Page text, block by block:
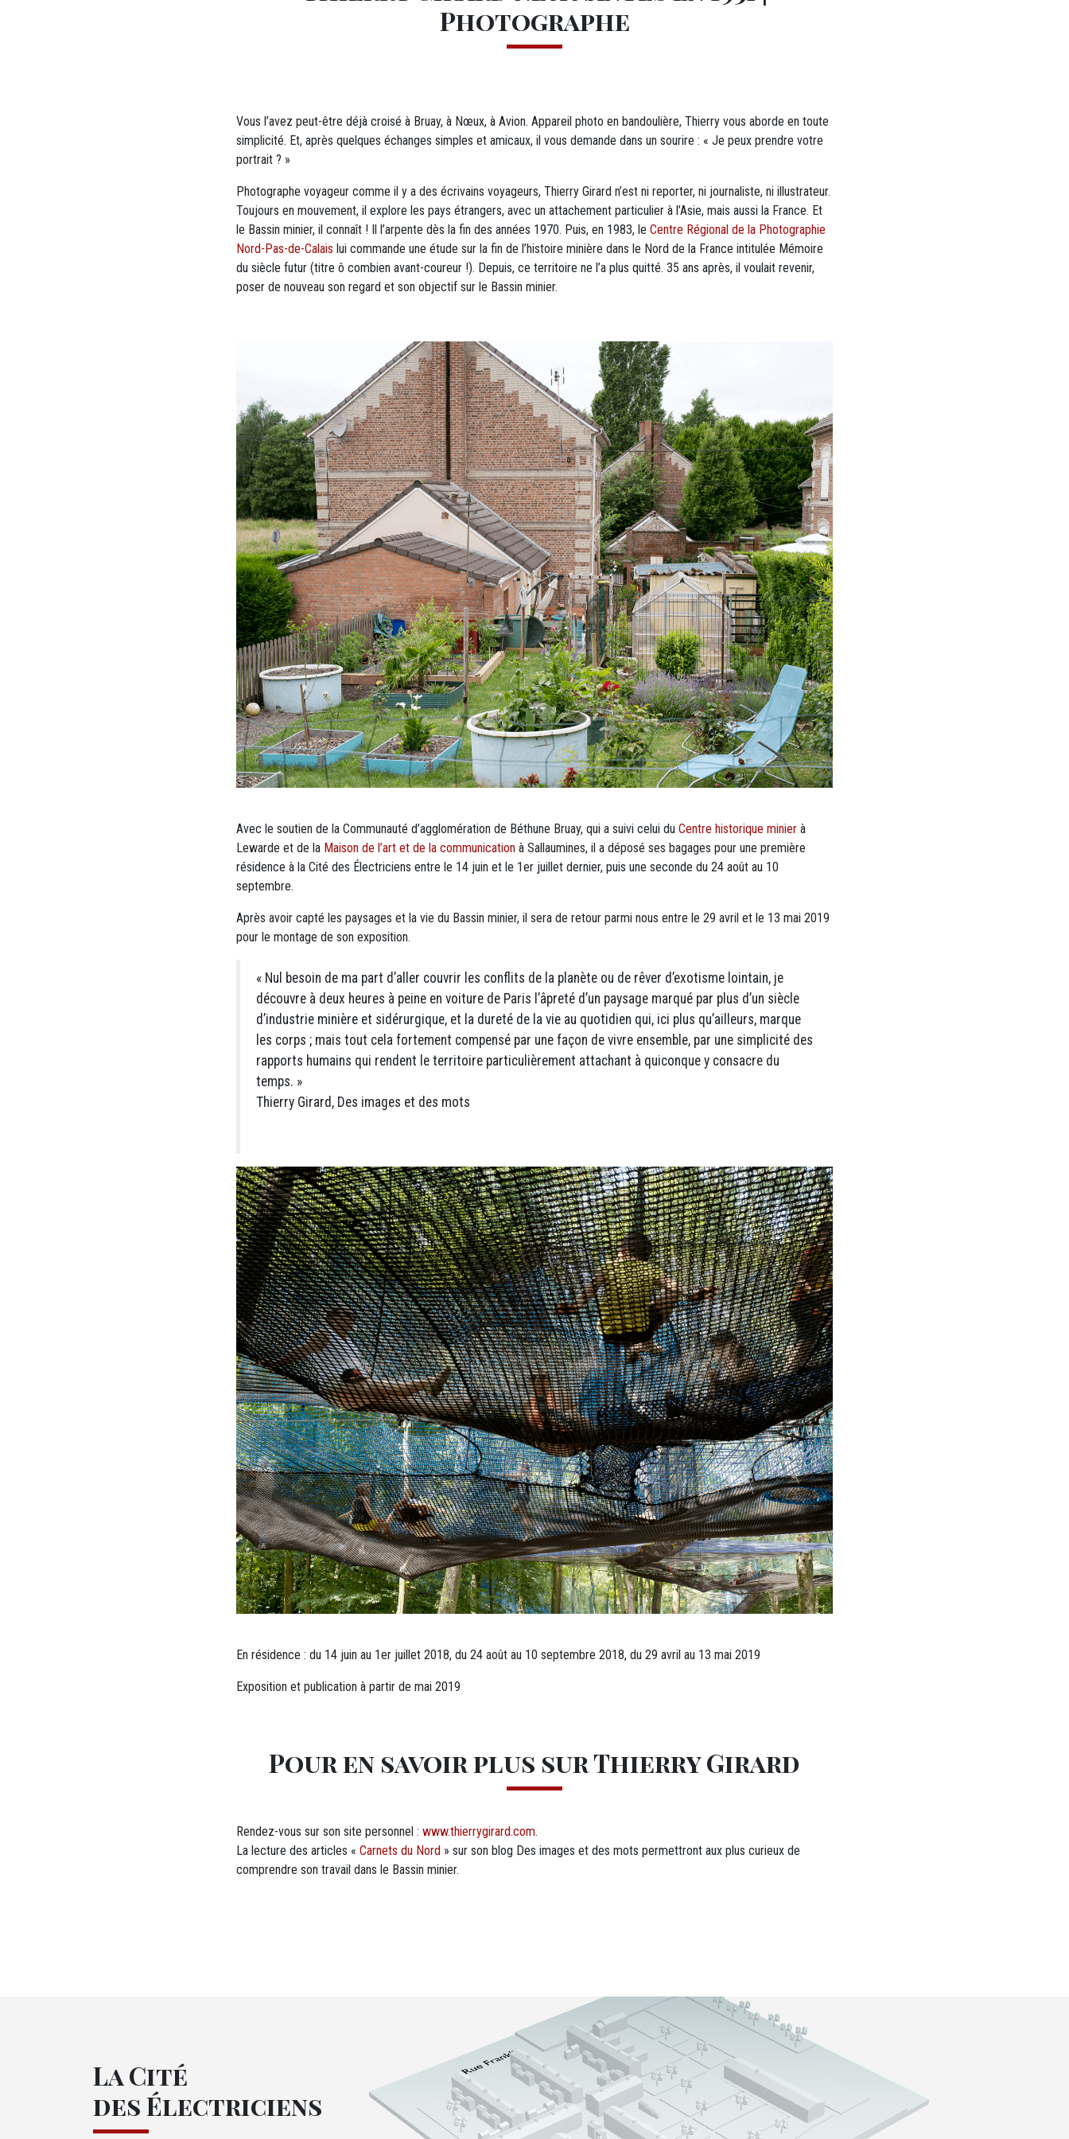
Photographe
Vous l’avez peut-être déjà croisé à Bruay, à Nœux, à Avion. Appareil photo en bandoulière, Thierry vous aborde en toute
simplicité. Et, après quelques échanges simples et amicaux, il vous demande dans un sourire : « Je peux prendre votre
portrait ? »
Photographe voyageur comme il y a des écrivains voyageurs, Thierry Girard n’est ni reporter, ni journaliste, ni illustrateur.
Toujours en mouvement, il explore les pays étrangers, avec un attachement particulier à l’Asie, mais aussi la France. Et
le Bassin minier, il connaît ! Il l’arpente dès la fin des années 1970. Puis, en 1983, le Centre Régional de la Photographie
Nord-Pas-de-Calais lui commande une étude sur la fin de l’histoire minière dans le Nord de la France intitulée Mémoire
du siècle futur (titre ô combien avant-coureur !). Depuis, ce territoire ne l’a plus quitté. 35 ans après, il voulait revenir,
poser de nouveau son regard et son objectif sur le Bassin minier.
Avec le soutien de la Communauté d’agglomération de Béthune Bruay, qui a suivi celui du Centre historique minier à
Lewarde et de la Maison de l’art et de la communication à Sallaumines, il a déposé ses bagages pour une première
résidence à la Cité des Électriciens entre le 14 juin et le 1er juillet dernier, puis une seconde du 24 août au 10
septembre.
Après avoir capté les paysages et la vie du Bassin minier, il sera de retour parmi nous entre le 29 avril et le 13 mai 2019
pour le montage de son exposition.
« Nul besoin de ma part d’aller couvrir les conflits de la planète ou de rêver d’exotisme lointain, je
découvre à deux heures à peine en voiture de Paris l’âpreté d’un paysage marqué par plus d’un siècle
d’industrie minière et sidérurgique, et la dureté de la vie au quotidien qui, ici plus qu’ailleurs, marque
les corps ; mais tout cela fortement compensé par une façon de vivre ensemble, par une simplicité des
rapports humains qui rendent le territoire particulièrement attachant à quiconque y consacre du
temps. »
Thierry Girard, Des images et des mots
En résidence : du 14 juin au 1er juillet 2018, du 24 août au 10 septembre 2018, du 29 avril au 13 mai 2019
Exposition et publication à partir de mai 2019
Pour en savoir plus sur Thierry Girard
Rendez-vous sur son site personnel : www.thierrygirard.com.
La lecture des articles « Carnets du Nord » sur son blog Des images et des mots permettront aux plus curieux de
comprendre son travail dans le Bassin minier.
La Cité
des Électriciens